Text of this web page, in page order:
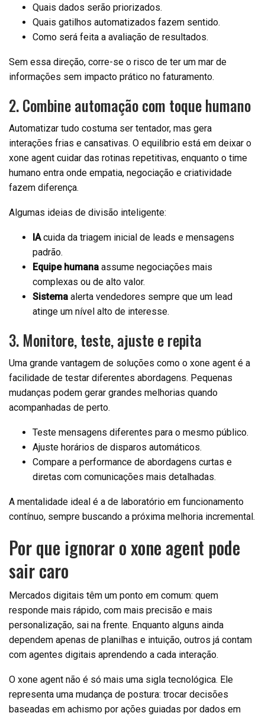
Quais dados serão priorizados.
Quais gatilhos automatizados fazem sentido.
Como será feita a avaliação de resultados.
Sem essa direção, corre-se o risco de ter um mar de
informações sem impacto prático no faturamento.
2. Combine automação com toque humano
Automatizar tudo costuma ser tentador, mas gera
interações frias e cansativas. O equilíbrio está em deixar o
xone agent cuidar das rotinas repetitivas, enquanto o time
humano entra onde empatia, negociação e criatividade
fazem diferença.
Algumas ideias de divisão inteligente:
IAcuida da triagem inicial de leads e mensagens
padrão.
Equipe humana assume negociações mais
complexas ou de alto valor.
Sistema alerta vendedores sempre que um lead
atinge um nível alto de interesse.
3. Monitore, teste, ajuste e repita
Uma grande vantagem de soluções como o xone agent é a
facilidade de testar diferentes abordagens. Pequenas
mudanças podem gerar grandes melhorias quando
acompanhadas de perto.
Teste mensagens diferentes para o mesmo público.
Ajuste horários de disparos automáticos.
Compare a performance de abordagens curtas e
diretas com comunicações mais detalhadas.
A mentalidade ideal é a de laboratório em funcionamento
contínuo, sempre buscando a próxima melhoria incremental.
Por que ignorar o xone agent pode
sair caro
Mercados digitais têm um ponto em comum: quem
responde mais rápido, com mais precisão e mais
personalização, sai na frente. Enquanto alguns ainda
dependem apenas de planilhas e intuição, outros já contam
com agentes digitais aprendendo a cada interação.
O xone agent não é só mais uma sigla tecnológica. Ele
representa uma mudança de postura: trocar decisões
baseadas em achismo por ações guiadas por dados em